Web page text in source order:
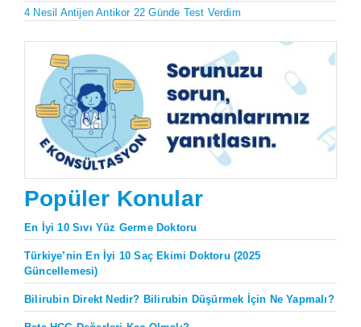
4 Nesil Antijen Antikor 22 Günde Test Verdim
Popüler Konular
En İyi 10 Sıvı Yüz Germe Doktoru
Türkiye’nin En İyi 10 Saç Ekimi Doktoru (2025
Güncellemesi)
Bilirubin Direkt Nedir? Bilirubin Düşürmek İçin Ne Yapmalı?